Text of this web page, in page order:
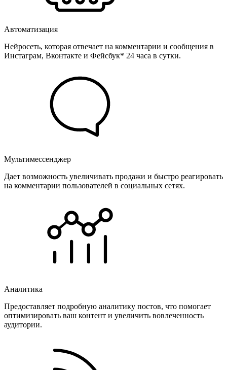
Автоматизация
Нейросеть, которая отвечает на комментарии и сообщения в
Инстаграм, Вконтакте и Фейсбук* 24 часа в сутки.
Мультимессенджер
Дает возможность увеличивать продажи и быстро реагировать
на комментарии пользователей в социальных сетях.
Аналитика
Предоставляет подробную аналитику постов, что помогает
оптимизировать ваш контент и увеличить вовлеченность
аудитории.